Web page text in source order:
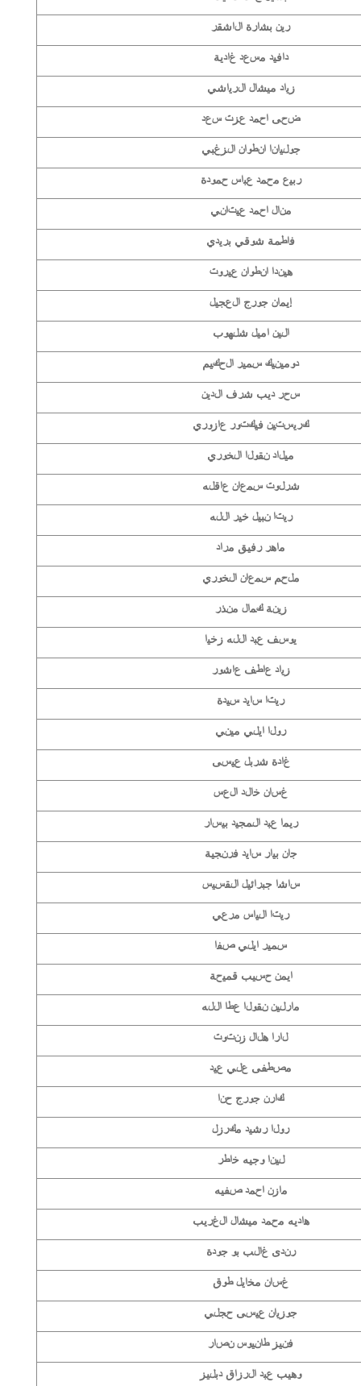
رين بشارة الاشقر
دافيد مسعد غادية
زياد ميشال الرياشي
ضحى احمد عزت سعد
جوليانا انطوان الزغبي
ربيع محمد عباس حمودة
منال احمد عيتاني
فاطمة شوقي بريدي
هيندا انطوان عيروت
إيمان جورج العجيل
الين اميل شلهوب
دومينيك سمير الحكيم
سحر ديب شرف الدين
كريستين فيكتور عازوري
ميلاد نقولا الخوري
شرلوت سمعان عاقله
ريتا نبيل خير الله
ماهر رفيق مراد
ملحم سمعان الخوري
زينة كمال منذر
يوسف عبد الله زخيا
زياد عاطف عاشور
ريتا سايد سيدة
رولا ايلي ميني
غادة شربل عيسى
غسان خالد العس
ريما عبد المجيد بيسار
جان بيار سايد فرنجية
ساشا جبرائيل القسيس
ريتا الياس مرعي
سمير ايلي صفا
ايمن حسيب قميحة
مارلين نقولا عطا الله
لارا هلال زنتوت
مصطفى علي عيد
كارن جورج حنا
رولا رشيد مكرزل
لينا وجيه خاطر
مازن احمد صفيه
هاديه محمد ميشال الغريب
رندى غالب بو جودة
غسان مخايل طوق
جوزيان عيسى حجلي
فنيز طانيوس نصار
وهيب عبد الرزاق دبليز